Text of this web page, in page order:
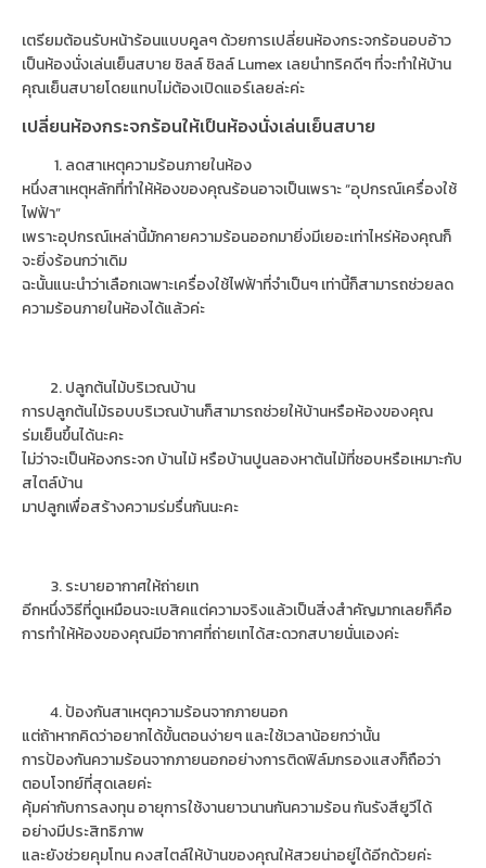
เตรียมต้อนรับหน้าร้อนแบบคูลๆ ด้วยการเปลี่ยนห้องกระจกร้อนอบอ้าว
เป็นห้องนั่งเล่นเย็นสบาย ชิลล์ ชิลล์ Lumex เลยนำทริคดีๆ ที่จะทำให้บ้าน
คุณเย็นสบายโดยแทบไม่ต้องเปิดแอร์เลยล่ะค่ะ
เปลี่ยนห้องกระจกร้อนให้เป็นห้องนั่งเล่นเย็นสบาย
ลดสาเหตุความร้อนภายในห้อง
หนึ่งสาเหตุหลักที่ทำให้ห้องของคุณร้อนอาจเป็นเพราะ “อุปกรณ์เครื่องใช้
ไฟฟ้า”
เพราะอุปกรณ์เหล่านี้มักคายความร้อนออกมายิ่งมีเยอะเท่าไหร่ห้องคุณก็
จะยิ่งร้อนกว่าเดิม
ฉะนั้นแนะนำว่าเลือกเฉพาะเครื่องใช้ไฟฟ้าที่จำเป็นๆ เท่านี้ก็สามารถช่วยลด
ความร้อนภายในห้องได้แล้วค่ะ
ปลูกต้นไม้บริเวณบ้าน
การปลูกต้นไม้รอบบริเวณบ้านก็สามารถช่วยให้บ้านหรือห้องของคุณ
ร่มเย็นขึ้นได้นะคะ
ไม่ว่าจะเป็นห้องกระจก บ้านไม้ หรือบ้านปูนลองหาต้นไม้ที่ชอบหรือเหมาะกับ
สไตล์บ้าน
มาปลูกเพื่อสร้างความร่มรื่นกันนะคะ
ระบายอากาศให้ถ่ายเท
อีกหนึ่งวิธีที่ดูเหมือนจะเบสิคแต่ความจริงแล้วเป็นสิ่งสำคัญมากเลยก็คือ
การทำให้ห้องของคุณมีอากาศที่ถ่ายเทได้สะดวกสบายนั่นเองค่ะ
ป้องกันสาเหตุความร้อนจากภายนอก
แต่ถ้าหากคิดว่าอยากได้ขั้นตอนง่ายๆ และใช้เวลาน้อยกว่านั้น
การป้องกันความร้อนจากภายนอกอย่างการติดฟิล์มกรองแสงก็ถือว่า
ตอบโจทย์ที่สุดเลยค่ะ
คุ้มค่ากับการลงทุน อายุการใช้งานยาวนานกันความร้อน กันรังสียูวีได้
อย่างมีประสิทธิภาพ
และยังช่วยคุมโทน คงสไตล์ให้บ้านของคุณให้สวยน่าอยู่ได้อีกด้วยค่ะ